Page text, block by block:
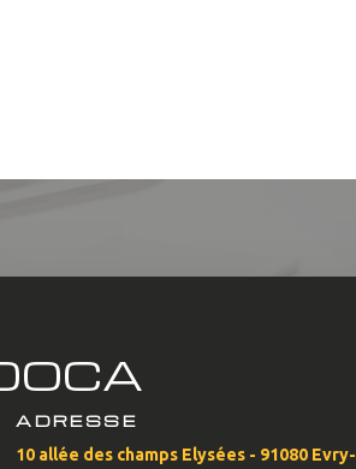
ADRESSE
10 allée des champs Elysées - 91080 Evry-